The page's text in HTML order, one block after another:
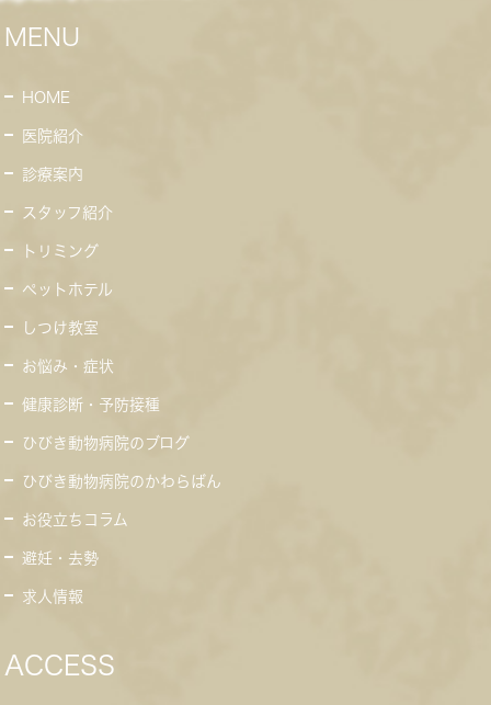
MENU
HOME
医院紹介
診療案内
スタッフ紹介
トリミング
ペットホテル
しつけ教室
お悩み・症状
健康診断・予防接種
ひびき動物病院のブログ
ひびき動物病院のかわらばん
お役立ちコラム
避妊・去勢
求人情報
ACCESS